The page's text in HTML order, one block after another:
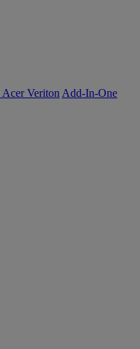
Acer Veriton Add-In-One